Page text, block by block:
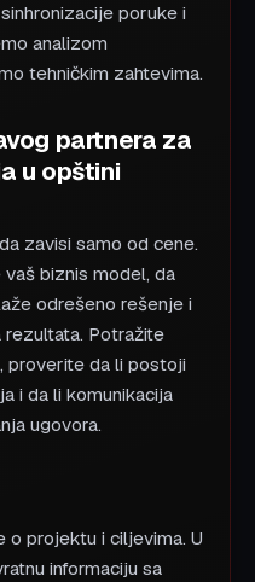
poruke i
analizom
tehničkim zahtevima.
partnera za
u opštini
zavisi samo od cene.
biznis model, da
odrešeno rešenje i
rezultata. Potražite
proverite da li postoji
i da li komunikacija
ugovora.
o projektu i ciljevima. U
informaciju sa